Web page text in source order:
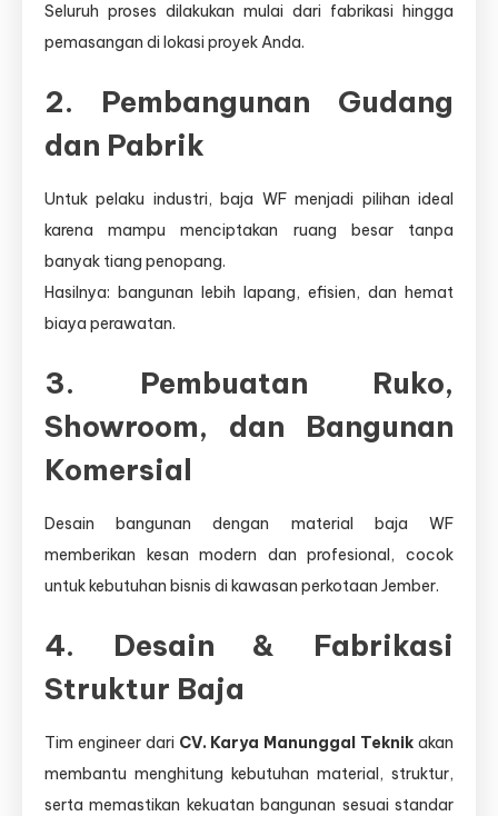
Seluruh proses dilakukan mulai dari fabrikasi hingga
pemasangan di lokasi proyek Anda.
2. Pembangunan Gudang
dan Pabrik
Untuk pelaku industri, baja WF menjadi pilihan ideal
karena mampu menciptakan ruang besar tanpa
banyak tiang penopang.
Hasilnya: bangunan lebih lapang, efisien, dan hemat
biaya perawatan.
3. Pembuatan Ruko,
Showroom, dan Bangunan
Komersial
Desain bangunan dengan material baja WF
memberikan kesan modern dan profesional, cocok
untuk kebutuhan bisnis di kawasan perkotaan Jember.
4. Desain & Fabrikasi
Struktur Baja
Tim engineer dari CV. Karya Manunggal Teknik akan
membantu menghitung kebutuhan material, struktur,
serta memastikan kekuatan bangunan sesuai standar